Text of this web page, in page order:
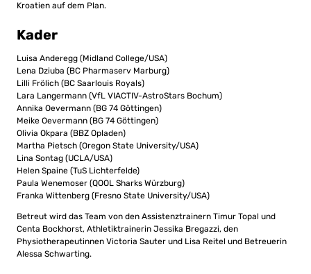
Kroatien auf dem Plan.
Kader
Luisa Anderegg (Midland College/USA)
Lena Dziuba (BC Pharmaserv Marburg)
Lilli Frölich (BC Saarlouis Royals)
Lara Langermann (VfL VIACTIV-AstroStars Bochum)
Annika Oevermann (BG 74 Göttingen)
Meike Oevermann (BG 74 Göttingen)
Olivia Okpara (BBZ Opladen)
Martha Pietsch (Oregon State University/USA)
Lina Sontag (UCLA/USA)
Helen Spaine (TuS Lichterfelde)
Paula Wenemoser (QOOL Sharks Würzburg)
Franka Wittenberg (Fresno State University/USA)
Betreut wird das Team von den Assistenztrainern Timur Topal und
Centa Bockhorst, Athletiktrainerin Jessika Bregazzi, den
Physiotherapeutinnen Victoria Sauter und Lisa Reitel und Betreuerin
Alessa Schwarting.